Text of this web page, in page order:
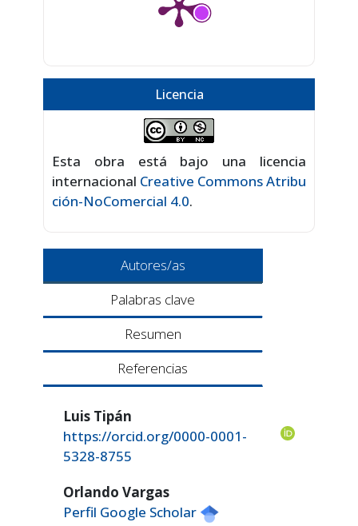
Licencia
Esta obra está bajo una licencia
internacional Creative Commons Atribu
ción-NoComercial 4.0.
Autores/as
Palabras clave
Resumen
Referencias
Luis Tipán
https://orcid.org/0000-0001-
5328-8755
Orlando Vargas
Perfil Google Scholar